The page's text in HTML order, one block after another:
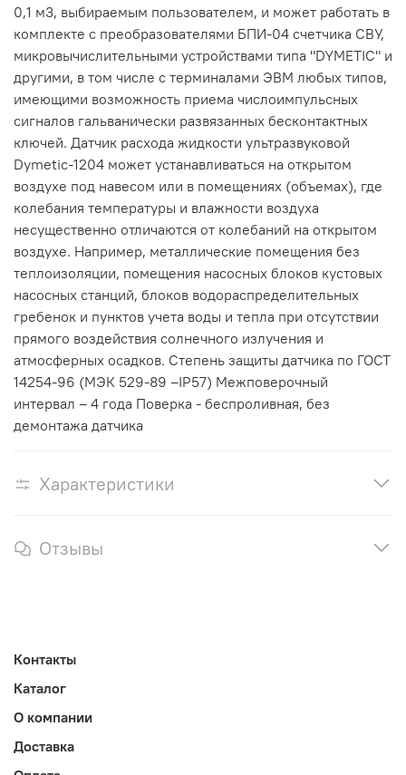
0,1 м3, выбираемым пользователем, и может работать в
комплекте с преобразователями БПИ-04 счетчика СВУ,
микровычислительными устройствами типа "DYMETIC" и
другими, в том числе с терминалами ЭВМ любых типов,
имеющими возможность приема числоимпульсных
сигналов гальванически развязанных бесконтактных
ключей. Датчик расхода жидкости ультразвуковой
Dymetic-1204 может устанавливаться на открытом
воздухе под навесом или в помещениях (объемах), где
колебания температуры и влажности воздуха
несущественно отличаются от колебаний на открытом
воздухе. Например, металлические помещения без
теплоизоляции, помещения насосных блоков кустовых
насосных станций, блоков водораспределительных
гребенок и пунктов учета воды и тепла при отсутствии
прямого воздействия солнечного излучения и
атмосферных осадков. Степень защиты датчика по ГОСТ
14254-96 (МЭК 529-89 –IP57) Межповерочный
интервал – 4 года Поверка - беспроливная, без
демонтажа датчика
Характеристики
Отзывы
Контакты
Каталог
О компании
Доставка